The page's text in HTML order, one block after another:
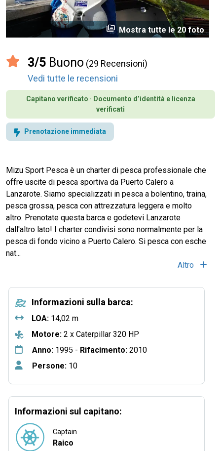
perm_media Mostra tutte le 20 foto
3/5 Buono (29 Recensioni)
Vedi tutte le recensioni
Capitano verificato · Documento d’identità e licenza
verificati
Prenotazione immediata
Mizu Sport Pesca è un charter di pesca professionale che
offre uscite di pesca sportiva da Puerto Calero a
Lanzarote. Siamo specializzati in pesca a bolentino, traina,
pesca grossa, pesca con attrezzatura leggera e molto
altro. Prenotate questa barca e godetevi Lanzarote
dall'altro lato! I charter condivisi sono normalmente per la
pesca di fondo vicino a Puerto Calero. Si pesca con esche
nat...
Altro
Informazioni sulla barca:
LOA: 14,02 m
Motore: 2 x Caterpillar 320 HP
Anno: 1995 - Rifacimento: 2010
Persone: 10
Informazioni sul capitano:
Captain
Raico